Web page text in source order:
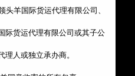
头羊国际货运代理有限公司、
际货运代理有限公司或其子公
理人或独立承办商。